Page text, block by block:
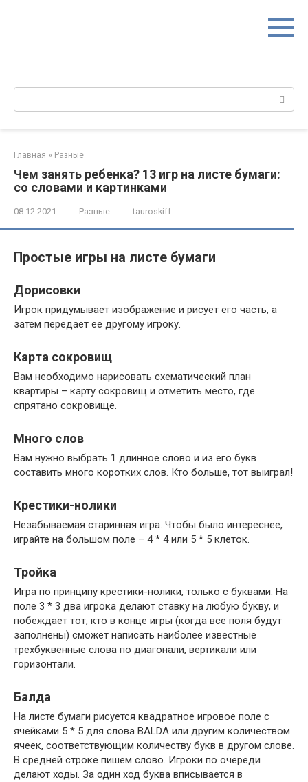
Поиск:
Главная » Разные
Чем занять ребенка? 13 игр на листе бумаги:
со словами и картинками
08.12.2021 Разные tauroskiff
Простые игры на листе бумаги
Дорисовки
Игрок придумывает изображение и рисует его часть, а
затем передает ее другому игроку.
Карта сокровищ
Вам необходимо нарисовать схематический план
квартиры – карту сокровищ и отметить место, где
спрятано сокровище.
Много слов
Вам нужно выбрать 1 длинное слово и из его букв
составить много коротких слов. Кто больше, тот выиграл!
Крестики-нолики
Незабываемая старинная игра. Чтобы было интереснее,
играйте на большом поле – 4 * 4 или 5 * 5 клеток.
Тройка
Игра по принципу крестики-нолики, только с буквами. На
поле 3 * 3 два игрока делают ставку на любую букву, и
побеждает тот, кто в конце игры (когда все поля будут
заполнены) сможет написать наиболее известные
трехбуквенные слова по диагонали, вертикали или
горизонтали.
Балда
На листе бумаги рисуется квадратное игровое поле с
ячейками 5 * 5 для слова BALDA или другим количеством
ячеек, соответствующим количеству букв в другом слове.
В средней строке пишем слово. Игроки по очереди
делают ходы. За один ход буква вписывается в